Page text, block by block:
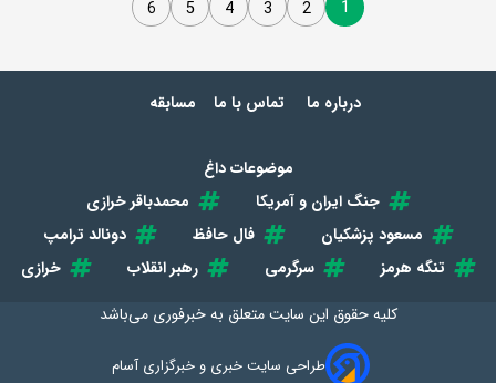
1
2
3
4
5
6
درباره ما تماس با ما مسابقه
موضوعات داغ
جنگ ایران و آمریکا
محمدباقر خرازی
مسعود پزشکیان
فال حافظ
دونالد ترامپ
تنگه هرمز
سرگرمی رهبر انقلاب
خرازی
کلیه حقوق این سایت متعلق بهخبرفوری می‌باشد
طراحی سایت خبری و خبرگزاری آسام